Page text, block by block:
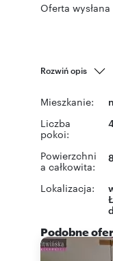
Oferta
Rozwiń opis
Mieszkanie:
Liczba
pokoi:
Powierzchni
a całkowita:
Lokalizacja:
Podobne